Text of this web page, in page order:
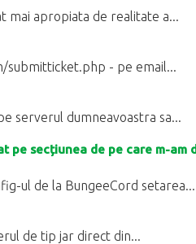
mai apropiata de realitate a...
submitticket.php - pe email...
serverul dumneavoastra sa...
pe secțiunea de pe care m-am
ul de la BungeeCord setarea...
de tip jar direct din...